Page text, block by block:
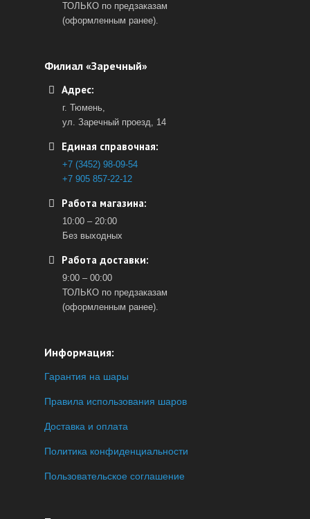
ТОЛЬКО по предзаказам
(оформленным ранее).
Филиал «Заречный»
Адрес:
г. Тюмень,
ул. Заречный проезд, 14
Единая справочная:
+7 (3452) 98-09-54
+7 905 857-22-12
Работа магазина:
10:00 – 20:00
Без выходных
Работа доставки:
9:00 – 00:00
ТОЛЬКО по предзаказам
(оформленным ранее).
Информация:
Гарантия на шары
Правила использования шаров
Доставка и оплата
Политика конфиденциальности
Пользовательское соглашение